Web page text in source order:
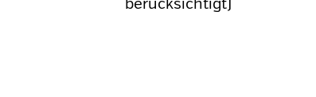
berücksichtigt)